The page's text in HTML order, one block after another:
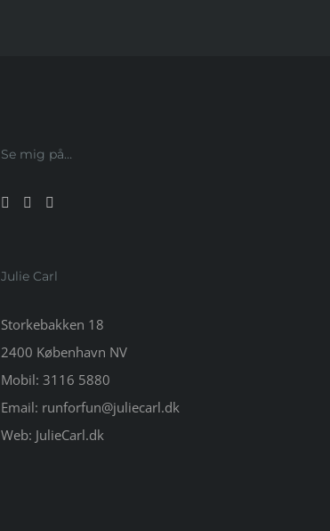
Se mig på…
Julie Carl
Storkebakken 18
2400 København NV
Mobil: 3116 5880
Email: runforfun@juliecarl.dk
Web: JulieCarl.dk